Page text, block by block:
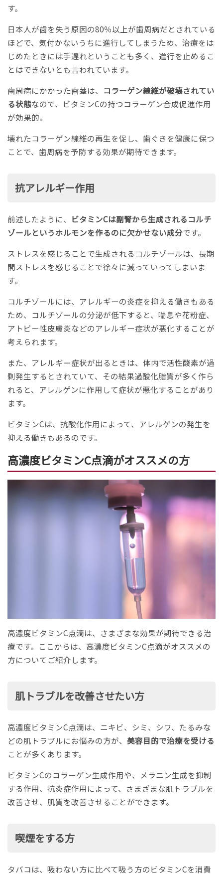
す。
日本人が歯を失う原因の80％以上が歯周病だとされている
ほどで、気付かないうちに進行してしまうため、治療をは
じめたときには手遅れということも多く、進行を止めるこ
とはできないとも言われています。
歯周病にかかった歯茎は、 コラーゲン線維が破壊されてい
る状態なので、ビタミンCの持つコラーゲン合成促進作用
が効果的。
壊れたコラーゲン線維の再生を促し、歯ぐきを健康に保つ
ことで、歯周病を予防する効果が期待できます。
抗アレルギー作用
前述したように、 ビタミンCは副腎から生成されるコルチ
ゾールというホルモンを作るのに欠かせない成分です。
ストレスを感じることで生成されるコルチゾールは、長期
間ストレスを感じることで徐々に減っていってしまいま
す。
コルチゾールには、アレルギーの炎症を抑える働きもある
ため、コルチゾールの分泌が低下すると、喘息や花粉症、
アトピー性皮膚炎などのアレルギー症状が悪化することが
考えられます。
また、アレルギー症状が出るときは、体内で活性酸素が過
剰発生するとされていて、その結果過酸化脂質が多く作ら
れると、アレルゲンに作用して症状が悪化することがあり
ます。
ビタミンCは、抗酸化作用によって、アレルゲンの発生を
抑える働きもあるのです。
高濃度ビタミンC点滴がオススメの方
高濃度ビタミンC点滴は、さまざまな効果が期待できる治
療です。ここからは、高濃度ビタミンC点滴がオススメの
方についてご紹介します。
肌トラブルを改善させたい方
高濃度ビタミンC点滴は、ニキビ、シミ、シワ、たるみな
どの肌トラブルにお悩みの方が、 美容目的で治療を受ける
ことが多くあります。
ビタミンCのコラーゲン生成作用や、メラニン生成を抑制
する作用、抗炎症作用によって、さまざまな肌トラブルを
改善させ、肌質を改善させることができます。
喫煙をする方
タバコは、吸わない方に比べて吸う方のビタミンCを消費